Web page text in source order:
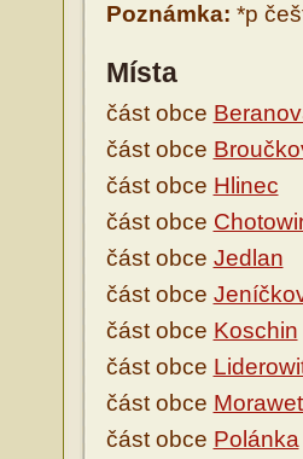
Poznámka: *p
Místa
část obce
část obce
část obce Hlinec
část obce
část obce Jedlan
část obce
část obce Koschin
část obce
část obce
část obce Polánka